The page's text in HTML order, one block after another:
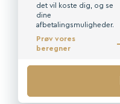
det vil koste dig, og se
dine
afbetalingsmuligheder.
Prøv vores
beregner